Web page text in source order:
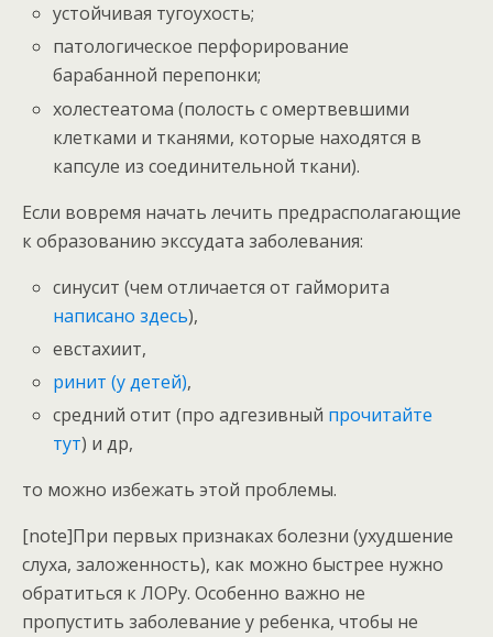
устойчивая тугоухость;
патологическое перфорирование
барабанной перепонки;
холестеатома (полость с омертвевшими
клетками и тканями, которые находятся в
капсуле из соединительной ткани).
Если вовремя начать лечить предрасполагающие
к образованию экссудата заболевания:
синусит (чем отличается от гайморита
написано здесь),
евстахиит,
ринит (у детей),
средний отит (про адгезивный прочитайте
тут) и др,
то можно избежать этой проблемы.
[note]При первых признаках болезни (ухудшение
слуха, заложенность), как можно быстрее нужно
обратиться к ЛОРу. Особенно важно не
пропустить заболевание у ребенка, чтобы не